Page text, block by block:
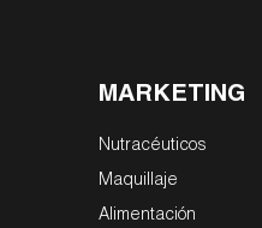
MARKETING
Nutracéuticos
Maquillaje
Alimentación